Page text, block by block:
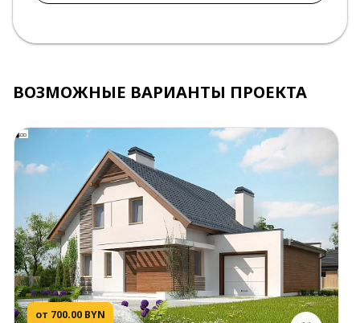
ВОЗМОЖНЫЕ ВАРИАНТЫ ПРОЕКТА
от 700.00 BYN